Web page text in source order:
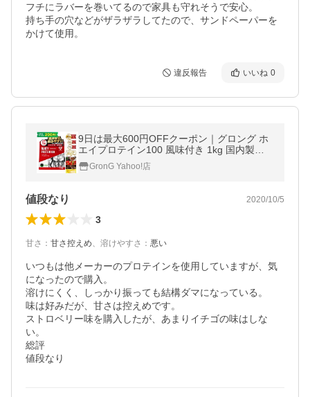
フチにラバーを巻いてるので家具も守れそうで安心。
持ち手の穴などがザラザラしてたので、サンドペーパーを
かけて使用。
違反報告 いいね 0
9日は最大600円OFFクーポン｜グロング ホ
エイプロテイン100 風味付き 1kg 国内製造
タンパク質含有率75%以上 スタンダード Gr
onG 爆買
GronG Yahoo!店
値段なり 2020/10/5
3
甘さ ： 甘さ控えめ、 溶けやすさ ： 悪い
いつもは他メーカーのプロテインを使用していますが、気
になったので購入。
溶けにくく、しっかり振っても結構ダマになっている。
味は好みだが、甘さは控えめです。
ストロベリー味を購入したが、あまりイチゴの味はしな
い。
総評
値段なり